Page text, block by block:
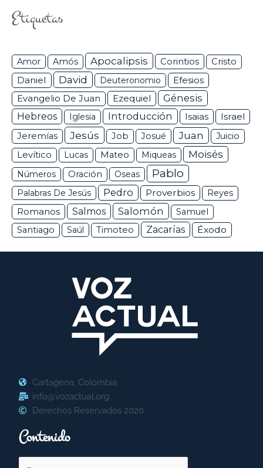
Etiquetas
Amor Amós Apocalipsis Corintios Cristo
Daniel David Deuteronomio Efesios
Evangelio De Juan Ezequiel
Génesis
Hebreos
Iglesia Introducción Isaias Israel
Jeremías Jesús Job Josué Juan
Juicio
Levítico
Lucas Mateo Miqueas Moisés
Números Oración Oseas Pablo
Palabras De Jesús Pedro Proverbios Reyes
Romanos Salmos Salomón
Samuel
Santiago
Saúl Timoteo Zacarías Éxodo
Cartagena, Colombia
info@vozactual.org
Derechos Reservados 2020
Contenido